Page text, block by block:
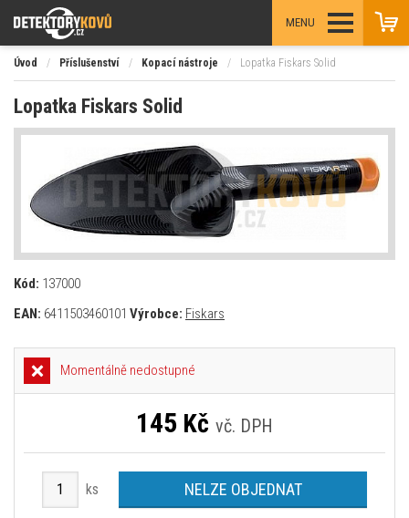
MENU
Úvod / Příslušenství / Kopací nástroje / Lopatka Fiskars Solid
Lopatka Fiskars Solid
Kód: 137000
EAN: 6411503460101 Výrobce: Fiskars
Momentálně nedostupné
145 Kč vč. DPH
ks NELZE OBJEDNAT